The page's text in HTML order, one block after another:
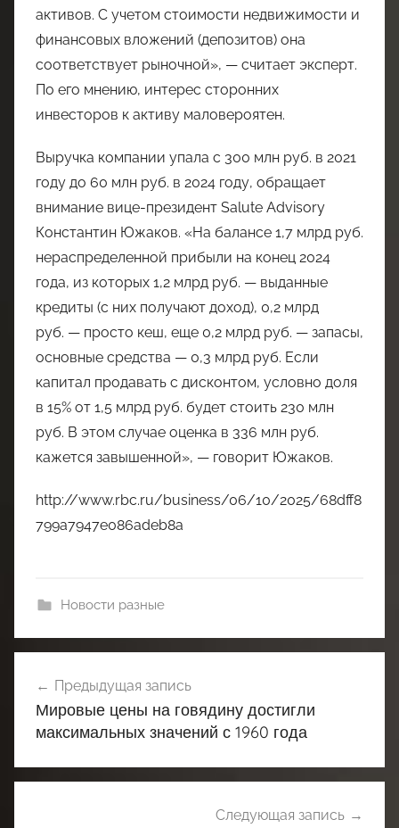
активов. С учетом стоимости недвижимости и
финансовых вложений (депозитов) она
соответствует рыночной», — считает эксперт.
По его мнению, интерес сторонних
инвесторов к активу маловероятен.
Выручка компании упала с 300 млн руб. в 2021
году до 60 млн руб. в 2024 году, обращает
внимание вице-президент Salute Advisory
Константин Южаков. «На балансе 1,7 млрд руб.
нераспределенной прибыли на конец 2024
года, из которых 1,2 млрд руб. — выданные
кредиты (с них получают доход), 0,2 млрд
руб. — просто кеш, еще 0,2 млрд руб. — запасы,
основные средства — 0,3 млрд руб. Если
капитал продавать с дисконтом, условно доля
в 15% от 1,5 млрд руб. будет стоить 230 млн
руб. В этом случае оценка в 336 млн руб.
кажется завышенной», — говорит Южаков.
http://www.rbc.ru/business/06/10/2025/68dff8
799a7947e086adeb8a
Новости разные
по
записям
Предыдущая запись
Мировые цены на говядину достигли
максимальных значений с 1960 года
Следующая запись